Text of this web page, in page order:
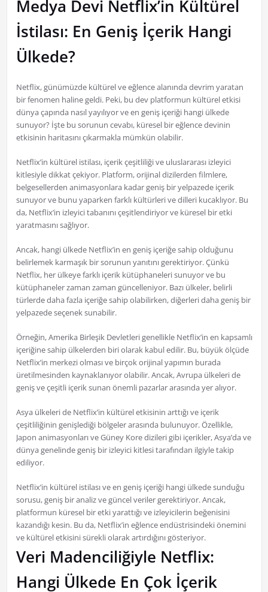
Medya Devi Netflix’in Kültürel
İstilası: En Geniş İçerik Hangi
Ülkede?
Netflix, günümüzde kültürel ve eğlence alanında devrim yaratan
bir fenomen haline geldi. Peki, bu dev platformun kültürel etkisi
dünya çapında nasıl yayılıyor ve en geniş içeriği hangi ülkede
sunuyor? İşte bu sorunun cevabı, küresel bir eğlence devinin
etkisinin haritasını çıkarmakla mümkün olabilir.
Netflix’in kültürel istilası, içerik çeşitliliği ve uluslararası izleyici
kitlesiyle dikkat çekiyor. Platform, orijinal dizilerden filmlere,
belgesellerden animasyonlara kadar geniş bir yelpazede içerik
sunuyor ve bunu yaparken farklı kültürleri ve dilleri kucaklıyor. Bu
da, Netflix’in izleyici tabanını çeşitlendiriyor ve küresel bir etki
yaratmasını sağlıyor.
Ancak, hangi ülkede Netflix’in en geniş içeriğe sahip olduğunu
belirlemek karmaşık bir sorunun yanıtını gerektiriyor. Çünkü
Netflix, her ülkeye farklı içerik kütüphaneleri sunuyor ve bu
kütüphaneler zaman zaman güncelleniyor. Bazı ülkeler, belirli
türlerde daha fazla içeriğe sahip olabilirken, diğerleri daha geniş bir
yelpazede seçenek sunabilir.
Örneğin, Amerika Birleşik Devletleri genellikle Netflix’in en kapsamlı
içeriğine sahip ülkelerden biri olarak kabul edilir. Bu, büyük ölçüde
Netflix’in merkezi olması ve birçok orijinal yapımın burada
üretilmesinden kaynaklanıyor olabilir. Ancak, Avrupa ülkeleri de
geniş ve çeşitli içerik sunan önemli pazarlar arasında yer alıyor.
Asya ülkeleri de Netflix’in kültürel etkisinin arttığı ve içerik
çeşitliliğinin genişlediği bölgeler arasında bulunuyor. Özellikle,
Japon animasyonları ve Güney Kore dizileri gibi içerikler, Asya’da ve
dünya genelinde geniş bir izleyici kitlesi tarafından ilgiyle takip
ediliyor.
Netflix’in kültürel istilası ve en geniş içeriği hangi ülkede sunduğu
sorusu, geniş bir analiz ve güncel veriler gerektiriyor. Ancak,
platformun küresel bir etki yarattığı ve izleyicilerin beğenisini
kazandığı kesin. Bu da, Netflix’in eğlence endüstrisindeki önemini
ve kültürel etkisini sürekli olarak artırdığını gösteriyor.
Veri Madenciliğiyle Netflix:
Hangi Ülkede En Çok İçerik